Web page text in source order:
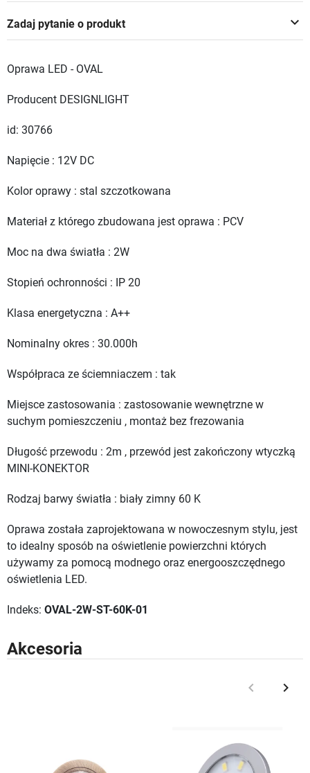
keyboard_arrow_down
Zadaj pytanie o produkt
Oprawa LED - OVAL
Producent DESIGNLIGHT
id: 30766
Napięcie : 12V DC
Kolor oprawy : stal szczotkowana
Materiał z którego zbudowana jest oprawa : PCV
Moc na dwa światła : 2W
Stopień ochronności : IP 20
Klasa energetyczna : A++
Nominalny okres : 30.000h
Współpraca ze ściemniaczem : tak
Miejsce zastosowania : zastosowanie wewnętrzne w
suchym pomieszczeniu , montaż bez frezowania
Długość przewodu : 2m , przewód jest zakończony wtyczką
MINI-KONEKTOR
Rodzaj barwy światła : biały zimny 60 K
Oprawa została zaprojektowana w nowoczesnym stylu, jest
to idealny sposób na oświetlenie powierzchni których
używamy za pomocą modnego oraz energooszczędnego
oświetlenia LED.
Indeks: OVAL-2W-ST-60K-01
Akcesoria
Poprzedni
keyboard_arrow_left keyboard_arrow_right